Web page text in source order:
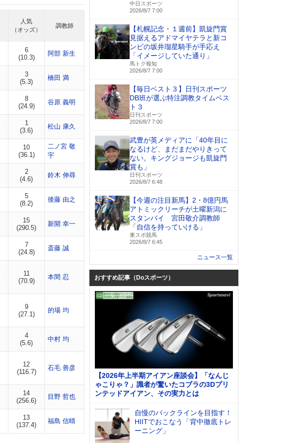
人気
（オッズ）
調教師
6
(10.3)
阿部 新生
3
(5.3)
橋田 満
8
(24.9)
谷原 義明
1
(3.6)
松山 康久
10
(36.1)
二ノ宮 敬
宇
2
(4.6)
鈴木 伸尋
5
(8.2)
後藤 由之
15
(290.5)
新開 幸一
7
(24.8)
斎藤 誠
11
(70.9)
本間 忍
9
(27.1)
的場 均
4
(5.6)
中村 均
12
(116.7)
石毛 善彦
14
(256.6)
目野 哲也
13
(137.4)
福島 信晴
中日スポーツ
2026/8/7 7:00
【札幌記念・１週前】凱旋門賞
見据えるアドマイヤテラと新コ
ンビの坂井瑠星騎手が手応え
「イメージしていた通り」
馬トク報知
2026/8/7 7:00
【毎日ベスト３】日刊スポーツ
DB班が選ぶ特注調教タイムベス
ト３
日刊スポーツ
2026/8/7 7:00
武豊が英メディアに「40年目に
なるけど、まだまだやりきって
ない。キングジョージも凱旋門
賞も」
日刊スポーツ
2026/8/7 6:48
【今週の注目新馬】2・8億円馬
アトミックリーチが土曜新潟に
スタンバイ 宮田敬介調教師
「自信を持っていける」
東スポ競馬
2026/8/7 6:45
ニュース一覧
おすすめ記事（Doスポーツ）
【2026年上半期アイアン座談会】「なんじ
ゃこりゃ？」識者が驚いたコブラの3Dプリ
ンテッドアイアン、その実力とは
自慢のバックラインを目指す！
HIITでおこなう「背中徹底トレ
ーニング」